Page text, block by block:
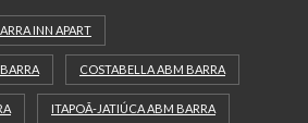
INN APART
COSTABELLA ABM BARRA
ITAPOÃ-JATIÚCA ABM BARRA